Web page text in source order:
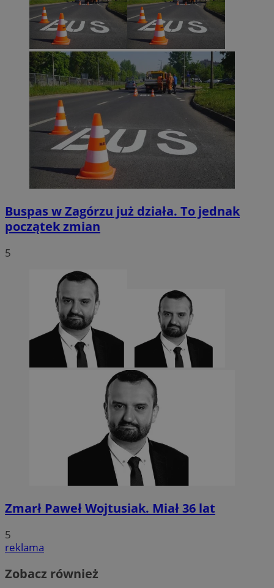
Buspas w Zagórzu już działa. To jednak
początek zmian
5
Zmarł Paweł Wojtusiak. Miał 36 lat
5
reklama
Zobacz również